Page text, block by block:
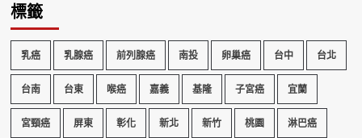
標籤
乳癌 乳腺癌 前列腺癌 南投 卵巢癌 台中 台北
台南 台東 喉癌 嘉義 基隆 子宮癌 宜蘭
宮頸癌 屏東 彰化 新北 新竹 桃園 淋巴癌